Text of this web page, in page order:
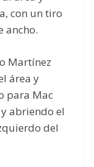
con un tiro
ancho.
Martínez
área y
para Mac
abriendo el
del